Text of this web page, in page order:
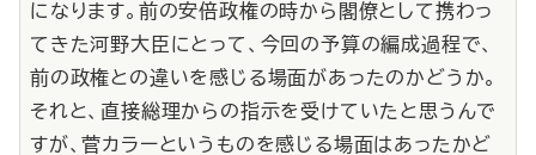
になります。前の安倍政権の時から閣僚として携わっ
てきた河野大臣にとって、今回の予算の編成過程で、
前の政権との違いを感じる場面があったのかどうか。
それと、直接総理からの指示を受けていたと思うんで
すが、菅カラーというものを感じる場面はあったかど